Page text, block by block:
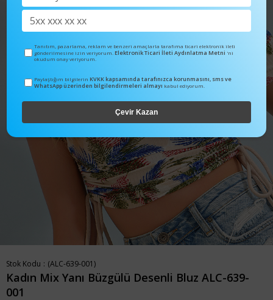
Stok Kodu (ALC-639-001)
Kadın Mix Yanı Büzgülü Desenli Bluz ALC-639-
001
Tanıtım, pazarlama, reklam ve benzeri amaçlarla tarafıma ticari elektronik ileti
gönderilmesine izin veriyorum.Elektronik Ticari İleti Aydınlatma Metni 'ni
okudum onay veriyorum.
Paylaştığım bilgilerin KVKK kapsamında tarafınızca korunmasını, sms ve
WhatsApp üzerinden bilgilendirmeleri almayı kabul ediyorum.
Çevir Kazan